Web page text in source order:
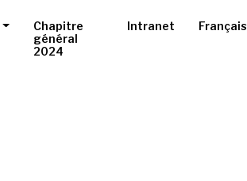
Chapitre
général
2024
Intranet Français